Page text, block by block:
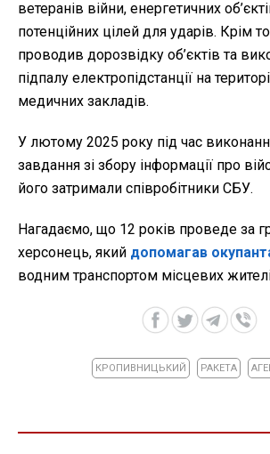
ветеранів війни, енергетичних
потенційних цілей для ударів. Крім
проводив дорозвідку об’єктів та
підпалу електропідстанції на
медичних закладів.
У лютому 2025 року під час
завдання зі збору інформації про
його затримали співробітники СБУ.
Нагадаємо, що 12 років проведе за
херсонець, який допомагав
водним транспортом місцевих
КРОПИВНИЦЬКИЙ РАКЕТА